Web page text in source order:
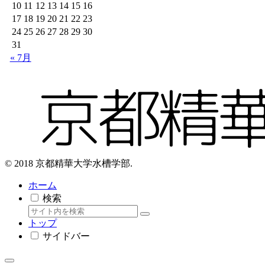
10 11 12 13 14 15 16
17 18 19 20 21 22 23
24 25 26 27 28 29 30
31
« 7月
© 2018 京都精華大学水槽学部.
ホーム
検索
トップ
サイドバー